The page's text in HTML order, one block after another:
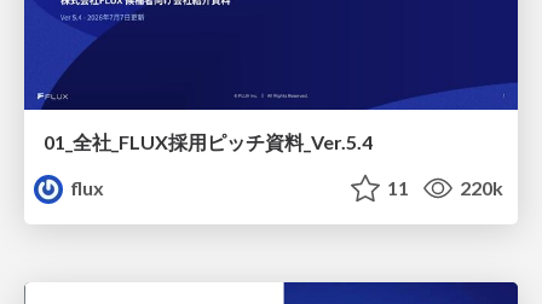
01_全社_FLUX採用ピッチ資料_Ver.5.4
flux
11 220k